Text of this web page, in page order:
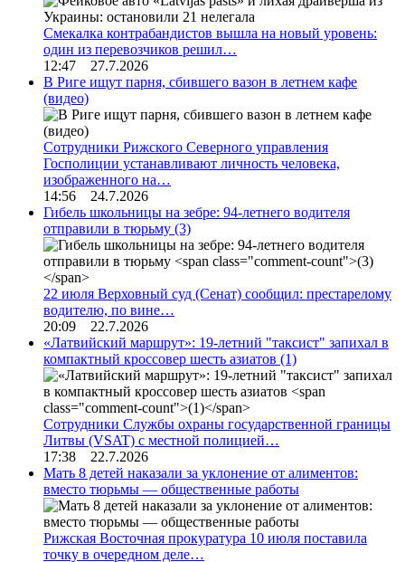
Смекалка контрабандистов вышла на новый уровень:
один из перевозчиков решил…
12:47 27.7.2026
В Риге ищут парня, сбившего вазон в летнем кафе
(видео)
Сотрудники Рижского Северного управления
Госполиции устанавливают личность человека,
изображенного на…
14:56 24.7.2026
Гибель школьницы на зебре: 94-летнего водителя
отправили в тюрьму (3)
22 июля Верховный суд (Сенат) сообщил: престарелому
водителю, по вине…
20:09 22.7.2026
«Латвийский маршрут»: 19-летний "таксист" запихал в
компактный кроссовер шесть азиатов (1)
Сотрудники Службы охраны государственной границы
Литвы (VSAT) с местной полицией…
17:38 22.7.2026
Мать 8 детей наказали за уклонение от алиментов:
вместо тюрьмы — общественные работы
Рижская Восточная прокуратура 10 июля поставила
точку в очередном деле…